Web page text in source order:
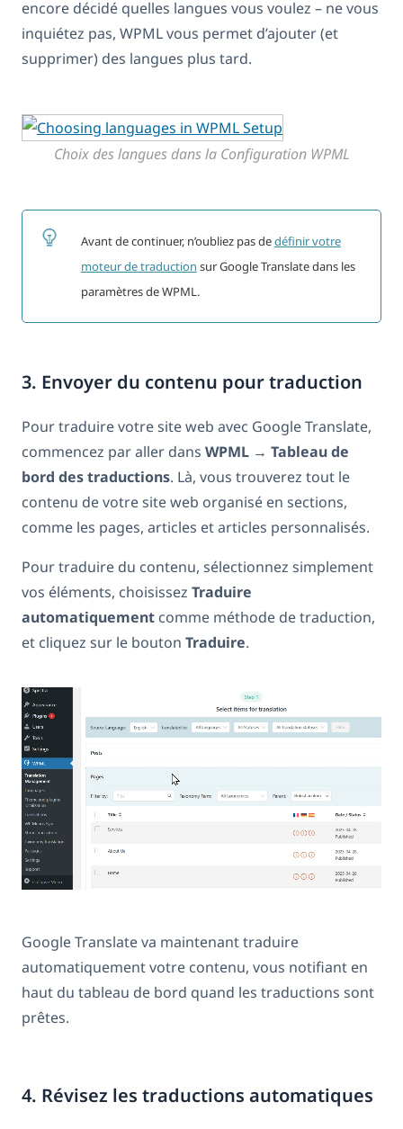
encore décidé quelles langues vous voulez – ne vous
inquiétez pas, WPML vous permet d’ajouter (et
supprimer) des langues plus tard.
Choix des langues dans la Configuration WPML
Avant de continuer, n’oubliez pas dedéfinir votre
moteur de traduction sur Google Translate dans les
paramètres de WPML.
3. Envoyer du contenu pour traduction
Pour traduire votre site web avec Google Translate,
commencez par aller dans WPML → Tableau de
bord des traductions. Là, vous trouverez tout le
contenu de votre site web organisé en sections,
comme les pages, articles et articles personnalisés.
Pour traduire du contenu, sélectionnez simplement
vos éléments, choisissez Traduire
automatiquement comme méthode de traduction,
et cliquez sur le bouton Traduire.
Google Translate va maintenant traduire
automatiquement votre contenu, vous notifiant en
haut du tableau de bord quand les traductions sont
prêtes.
4. Révisez les traductions automatiques